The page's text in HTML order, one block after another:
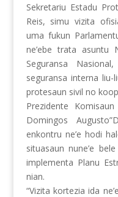
Sekretariu Estadu
Reis, simu vizita
uma fukun
ne’ebe trata asuntu
Seguransa
seguransa interna
protesaun sivil no
Prezidente
Domingos
enkontru ne’e hodi
situasaun nune’e
implementa Planu
nian.
“Vizita kortezia ida